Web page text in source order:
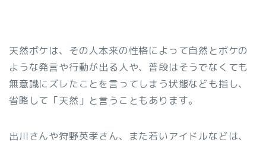
天然ボケは、その人本来の性格によって自然とボケの
ような発言や行動が出る人や、普段はそうでなくても
無意識にズレたことを言ってしまう状態なども指し、
省略して「天然」と言うこともあります。
出川さんや狩野英孝さん、また若いアイドルなどは、